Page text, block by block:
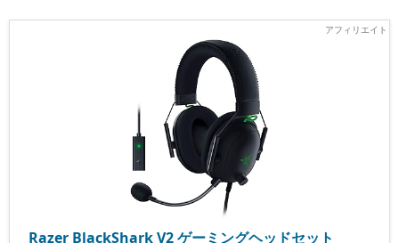
Razer BlackShark V2 ゲーミングヘッドセット